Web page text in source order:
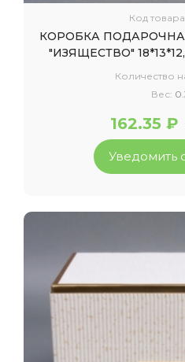
Код товара
КОРОБКА
"ИЗЯЩЕСТВО"
Количество
Вес:
162.35 ₽
Уведомить